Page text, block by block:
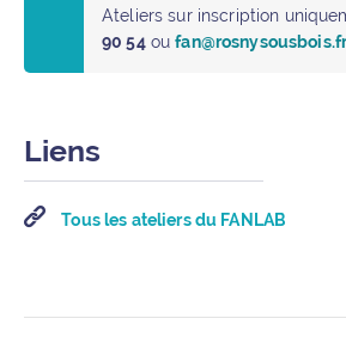
Ateliers sur inscription
90 54ou
Liens
Tous les ateliers du FANLAB